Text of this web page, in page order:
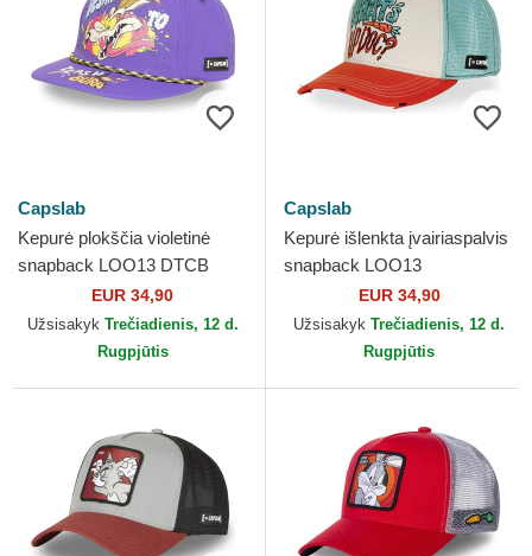
Capslab
Kepurė plokščia violetinė
snapback LOO13 DTCB
Kojotas Looney Tunes
Capslab
EUR 34,90
Užsisakyk Trečiadienis, 12 d.
Rugpjūtis
Capslab
Kepurė išlenkta įvairiaspalvis
snapback LOO13
PCSWUDB Kiškis Bagsis
Looney Tunes Capslab
EUR 34,90
Užsisakyk Trečiadienis, 12 d.
Rugpjūtis